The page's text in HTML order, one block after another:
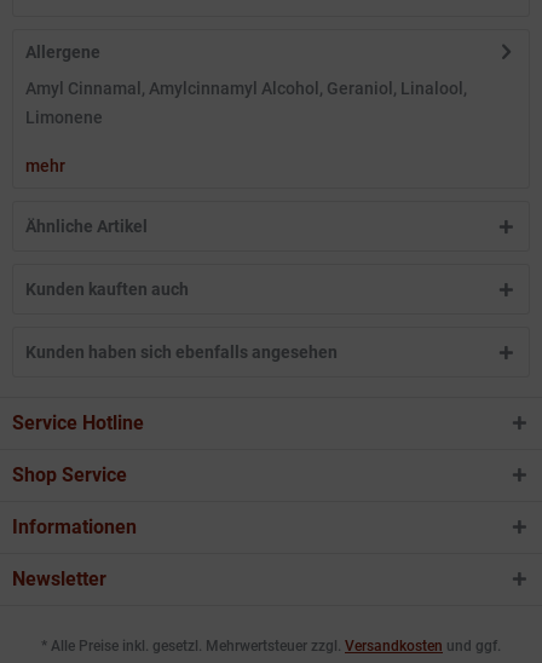
Allergene
Amyl Cinnamal, Amylcinnamyl Alcohol, Geraniol, Linalool,
Limonene
mehr
Ähnliche Artikel
Kunden kauften auch
Kunden haben sich ebenfalls angesehen
Service Hotline
Shop Service
Informationen
Newsletter
* Alle Preise inkl. gesetzl. Mehrwertsteuer zzgl. Versandkosten und ggf.